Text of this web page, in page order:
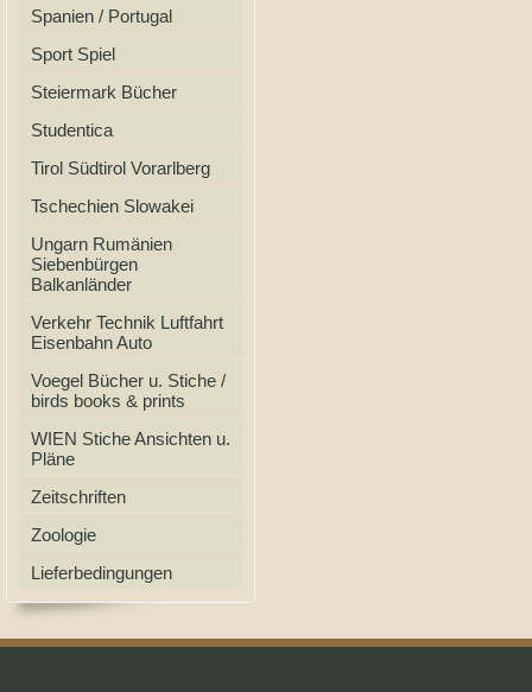
Spanien / Portugal
Sport Spiel
Steiermark Bücher
Studentica
Tirol Südtirol Vorarlberg
Tschechien Slowakei
Ungarn Rumänien
Siebenbürgen
Balkanländer
Verkehr Technik Luftfahrt
Eisenbahn Auto
Voegel Bücher u. Stiche /
birds books & prints
WIEN Stiche Ansichten u.
Pläne
Zeitschriften
Zoologie
Lieferbedingungen